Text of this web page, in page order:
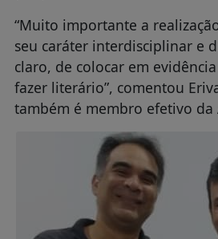
“Muito importante a
seu caráter interdisciplinar e
claro, de colocar em
fazer literário”, comentou
também é membro efetivo da